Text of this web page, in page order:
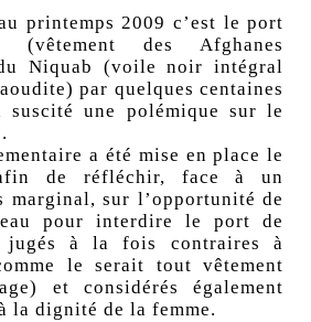
printemps 2009 c’est le port
des Afghanes
Niquab (voile noir intégral
par quelques centaines
suscité une polémique sur le
a été mise en place le
de réfléchir, face à un
marginal, sur l’opportunité de
pour interdire le port de
jugés à la fois contraires à
le serait tout vêtement
et considérés également
la dignité de la femme.